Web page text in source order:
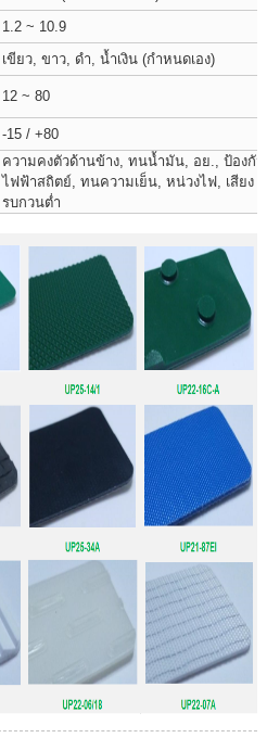
1.2 ~ 10.9
เขียว, ขาว, ดำ, น้ำเงิน (กำหนดเอง)
12 ~ 80
-15 / +80
ความคงตัวด้านข้าง, ทนน้ำมัน, อย., ป้องกัน
ไฟฟ้าสถิตย์, ทนความเย็น, หน่วงไฟ, เสียง
รบกวนต่ำ